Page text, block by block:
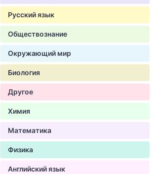
Русский язык
Обществознание
Окружающий мир
Биология
Другое
Химия
Математика
Физика
Английский язык